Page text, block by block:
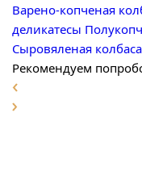
Варено-копченая
деликатесы
Сыровяленая колбаса
Рекомендуем